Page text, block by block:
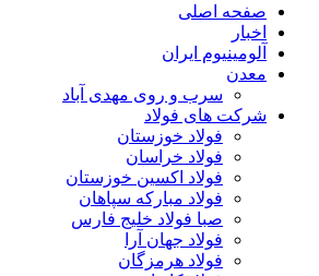
صفحه اصلی
اخبار
آلومینیوم ایران
معدن
سرب و روی مهدی آباد
شرکت های فولاد
فولاد خوزستان
فولاد خراسان
فولاد اکسین خوزستان
فولاد مبارکه سپاهان
صبا فولاد خلیج فارس
فولاد جهان آرا
فولاد هرمزگان